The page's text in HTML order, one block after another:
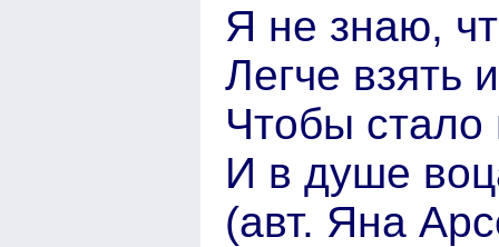
Я не знаю,
Легче взять
Чтобы стало
И в душе
(авт. Яна